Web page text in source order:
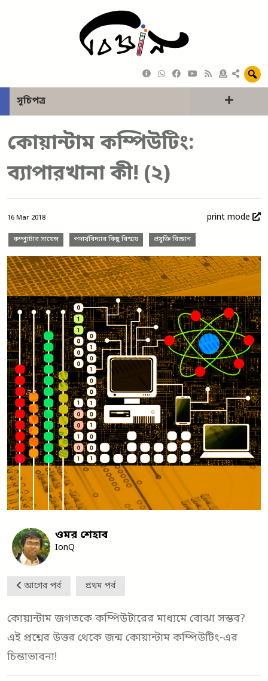
সূচিপত্র
কোয়ান্টাম কম্পিউটিং:
ব্যাপারখানা কী! (২)
16 Mar 2018 print mode
কম্প্যুটার সায়েন্স পদার্থবিদ্যার কিছু বিস্ময় প্রযুক্তি বিজ্ঞান
ওমর শেহাব
IonQ
আগের পর্ব প্রথম পর্ব
কোয়ান্টাম জগতকে কম্পিউটারের মাধ্যমে বোঝা সম্ভব?
এই প্রশ্নের উত্তর থেকে জন্ম কোয়ান্টাম কম্পিউটিং-এর
চিন্তাভাবনা!